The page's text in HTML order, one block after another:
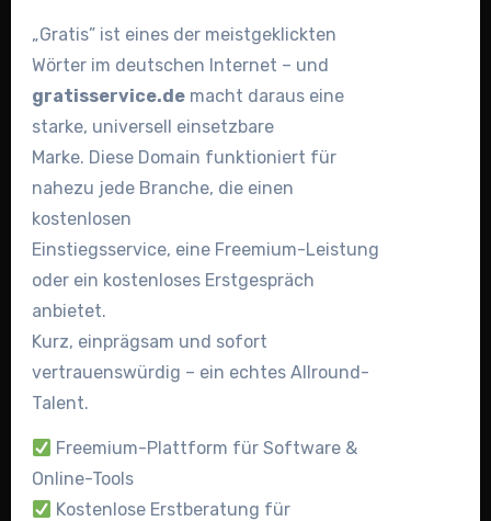
„Gratis” ist eines der meistgeklickten
Wörter im deutschen Internet – und
gratisservice.demacht daraus eine
starke, universell einsetzbare
Marke. Diese Domain funktioniert für
nahezu jede Branche, die einen
kostenlosen
Einstiegsservice, eine Freemium-Leistung
oder ein kostenloses Erstgespräch
anbietet.
Kurz, einprägsam und sofort
vertrauenswürdig – ein echtes Allround-
Talent.
Freemium-Plattform für Software &
Online-Tools
Kostenlose Erstberatung für